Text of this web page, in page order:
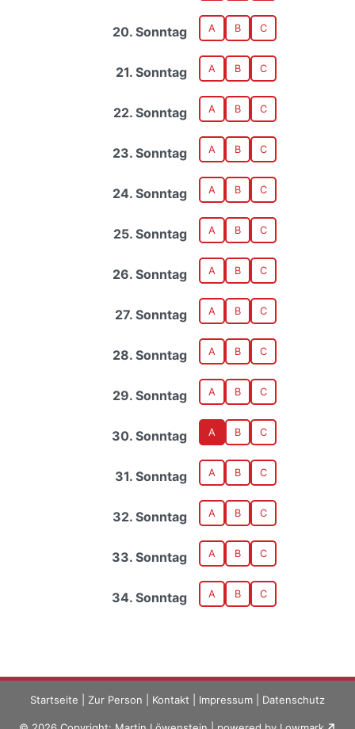
20. Sonntag A B C
21. Sonntag A B C
22. Sonntag A B C
23. Sonntag A B C
24. Sonntag A B C
25. Sonntag A B C
26. Sonntag A B C
27. Sonntag A B C
28. Sonntag A B C
29. Sonntag A B C
30. Sonntag A B C
31. Sonntag A B C
32. Sonntag A B C
33. Sonntag A B C
34. Sonntag A B C
Startseite Zur Person Kontakt Impressum Datenschutz